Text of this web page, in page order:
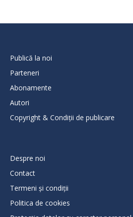
Publică la noi
Parteneri
Abonamente
Autori
Copyright & Condiții de publicare
Despre noi
Contact
Termeni și condiții
Politica de cookies